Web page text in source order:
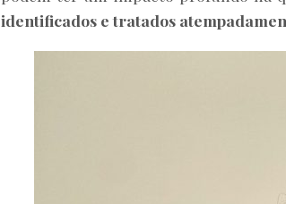
identificados e tratados